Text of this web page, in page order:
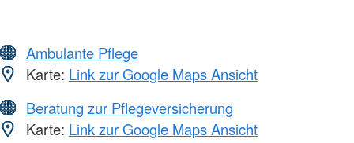
Ambulante Pflege
Karte: Link zur Google Maps Ansicht
Beratung zur Pflegeversicherung
Karte: Link zur Google Maps Ansicht